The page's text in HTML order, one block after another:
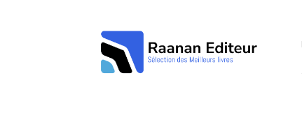
Aller
à
la
Aller
au
contenu